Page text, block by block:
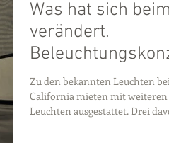
Was hat sich
verändert.
Zu den bekannten Leuchten
California mieten mit weiteren
Leuchten ausgestattet. Drei